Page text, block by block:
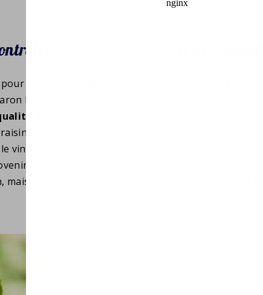
les vins est l'
le Roy de Boiseaumarié. Il a
et le pourcentage d'alcool
vin doit être élaboré à partir
d'une zone AOC désignée.
dans la pratique, il est
AOP:
l'AOC, à
L'inspection est
(INAO). Ce
pourcentage
l'authenticité et